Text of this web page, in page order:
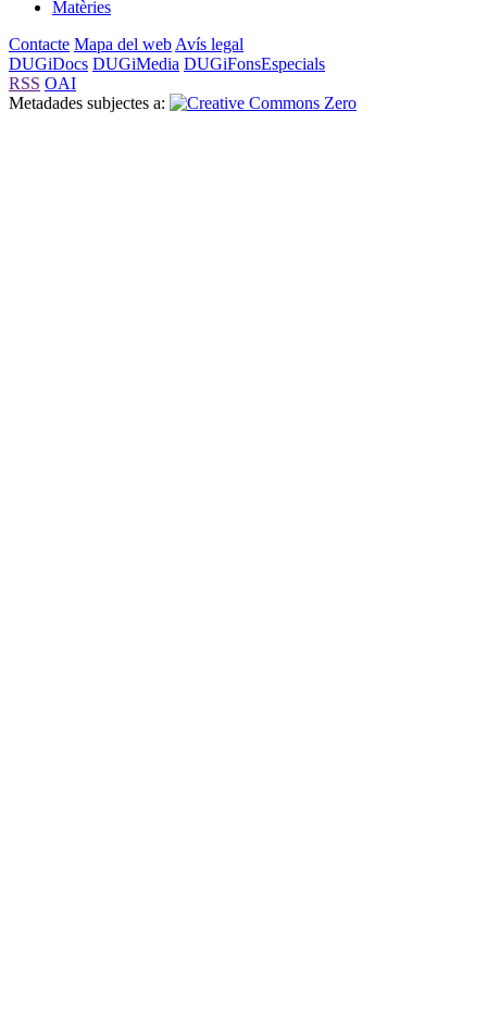
Matèries
Contacte Mapa del web Avís legal
DUGiDocs DUGiMedia DUGiFonsEspecials
RSS OAI
Metadades subjectes a: